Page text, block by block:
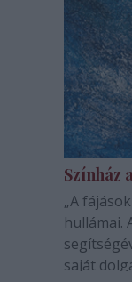
Színház
„A
hullámai.
saját